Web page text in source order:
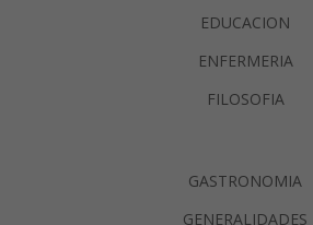
EDUCACION
ENFERMERIA
FILOSOFIA
GASTRONOMIA
GENERALIDADES